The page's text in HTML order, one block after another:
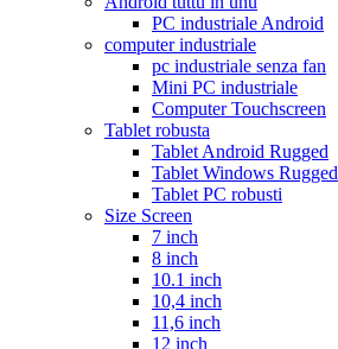
PC industriale Android
computer industriale
pc industriale senza fan
Mini PC industriale
Computer Touchscreen
Tablet robusta
Tablet Android Rugged
Tablet Windows Rugged
Tablet PC robusti
Size Screen
7 inch
8 inch
10.1 inch
10,4 inch
11,6 inch
12 inch